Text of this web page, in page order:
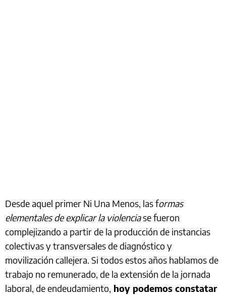
Desde aquel primer Ni Una Menos, las formas
elementales de explicar la violenciase fueron
complejizando a partir de la producción de instancias
colectivas y transversales de diagnóstico y
movilización callejera. Si todos estos años hablamos de
trabajo no remunerado, de la extensión de la jornada
laboral, de endeudamiento, hoy podemos constatar